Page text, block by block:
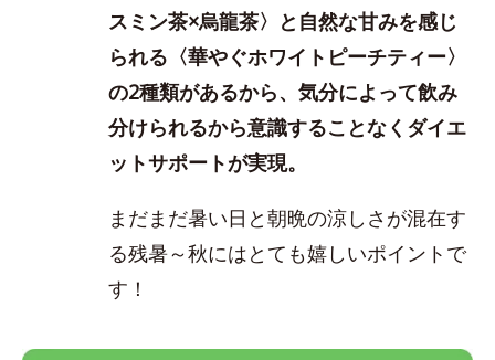
スミン茶×烏龍茶〉と自然な甘みを感じ
られる〈華やぐホワイトピーチティー〉
の2種類があるから、気分によって飲み
分けられるから意識することなくダイエ
ットサポートが実現。
まだまだ暑い日と朝晩の涼しさが混在す
る残暑～秋にはとても嬉しいポイントで
す！